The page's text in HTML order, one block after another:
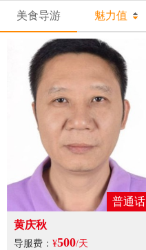
美食导游 魅力值
普通话
黄庆秋
导服费： ¥500/天